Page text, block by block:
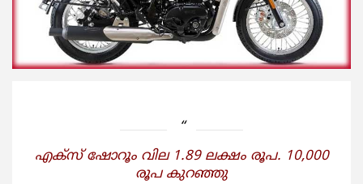
എക്‌സ് ഷോറൂം വില 1.89 ലക്ഷം രൂപ. 10,000
രൂപ കുറഞ്ഞു